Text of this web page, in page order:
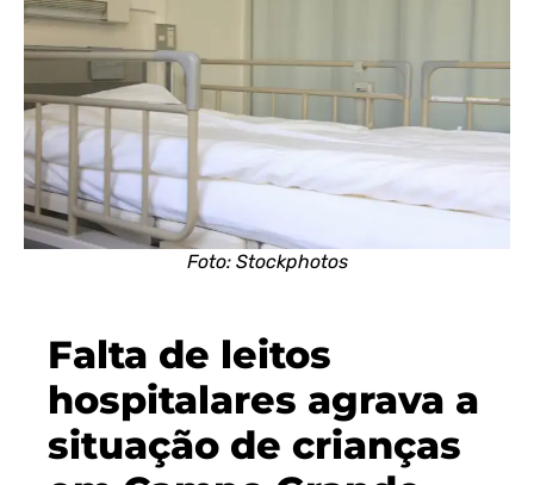
Foto: Stockphotos
Falta de leitos
hospitalares agrava a
situação de crianças